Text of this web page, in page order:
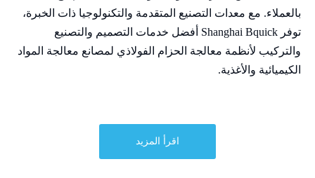
بالعملاء. مع معدات التصنيع المتقدمة والتكنولوجيا ذات الخبرة،
توفر Shanghai Bquick أفضل خدمات التصميم والتصنيع
والتركيب لأنظمة معالجة الحزام الفولاذي لمصانع معالجة المواد
الكيميائية والأغذية.
اقرأ المزيد